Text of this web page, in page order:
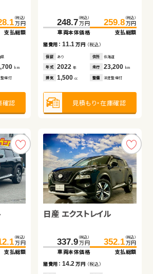
（税込）
万円
支払総額
km
備付
確認
248.7 （税込）
万円
車両本体価格
259.8 （税込）
万円
支払総額
諸費用： 11.1 万円 （税込）
保証 あり 住所 北海道
年式 2022年 走行 23,200 km
排気 1,500cc 整備 法定整備付
見積もり・在庫確認
（税込）
万円
支払総額
日産 エクストレイル
337.9 （税込）
万円
車両本体価格
352.1 （税込）
万円
支払総額
諸費用： 14.2万円 （税込）
整備付
トヨタ プリウス
168.9万円
車両本体価格
諸費用：13.9万円 （税込）
保証 あり 住所 埼玉県
排気 1,800cc 整備 法定整備付
ハイ
スズキ アルト ＨＢ
29.7万円
（税込）
万円
支払総額
km
備付
確認
271.8 （税込）
万円
車両本体価格
289.2 （税込）
万円
支払総額
諸費用： 17.4 万円 （税込）
保証 あり 住所 岩手県
年式 2015年 走行 68,800 km
排気 2,500cc 整備 法定整備付
見積もり・在庫確認
ド
（税込）
万円
支払総額
ホンダ フィット
34.8 （税込）
万円
車両本体価格
50.9 （税込）
万円
支払総額
諸費用： 16.1 万円 （税込）